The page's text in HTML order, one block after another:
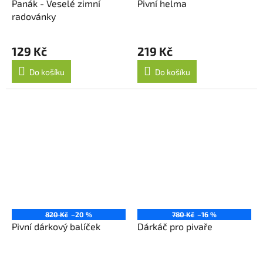
Panák - Veselé zimní
radovánky
129 Kč
Do košíku
Pivní helma
219 Kč
Do košíku
820 Kč –20 %
Pivní dárkový balíček
780 Kč –16 %
Dárkáč pro pivaře